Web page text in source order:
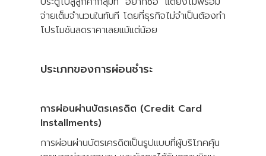
จ่ายเต็มจำนวนในทันที โดยที่ธุรกิจไม่จำเป็นต้องทำ
โปรโมชันลดราคาเลยแม้แต่น้อย
ประเภทของการผ่อนชำระ
การผ่อนผ่านบัตรเครดิต (Credit Card
Installments)
การผ่อนผ่านบัตรเครดิตเป็นรูปแบบที่ผู้บริโภคคุ้น